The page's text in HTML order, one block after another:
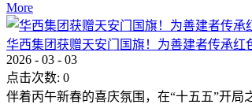
More
华西集团获赠天安门国旗！为善建者传承红
2026 - 03 - 03
点击次数: 0
伴着丙午新春的喜庆氛围，在“十五五”开局